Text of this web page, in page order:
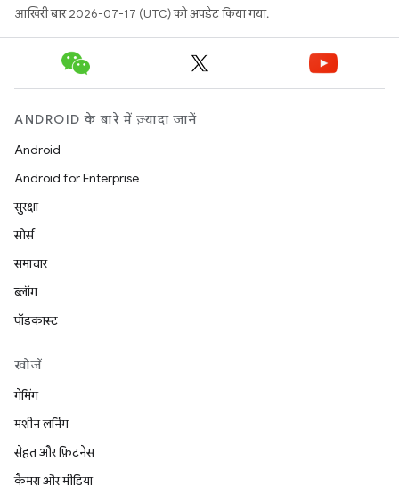
आखिरी बार 2026-07-17 (UTC) को अपडेट किया गया.
ANDROID के बारे में ज़्यादा जानें
Android
Android for Enterprise
सुरक्षा
सोर्स
समाचार
ब्लॉग
पॉडकास्ट
खोजें
गेमिंग
मशीन लर्निंग
सेहत और फ़िटनेस
कैमरा और मीडिया